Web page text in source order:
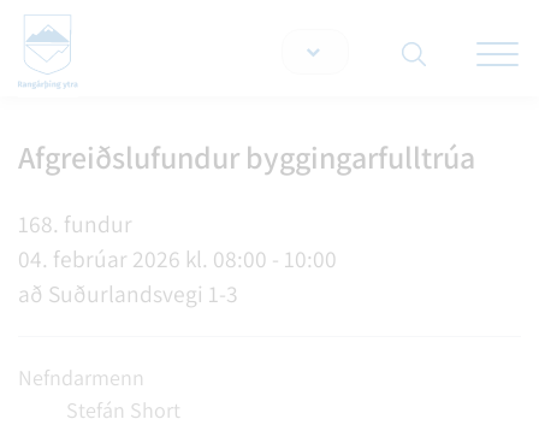
Afgreiðslufundur byggingarfulltrúa
168. fundur
04. febrúar 2026 kl. 08:00 - 10:00
að Suðurlandsvegi 1-3
Nefndarmenn
Stefán Short
Leita á vef